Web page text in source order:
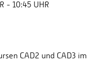
- 10:45 UHR
CAD2 und CAD3 im